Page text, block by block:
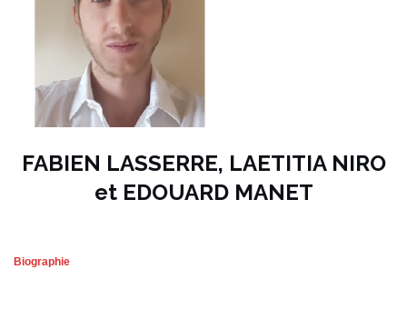
FABIEN LASSERRE, LAETITIA NIRO
et EDOUARD MANET
Biographie